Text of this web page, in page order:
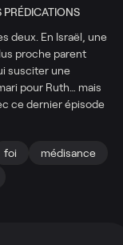
PRÉDICATIONS
deux. En Israël, une
proche parent
susciter une
pour Ruth… mais
ce dernier épisode
foi
médisance